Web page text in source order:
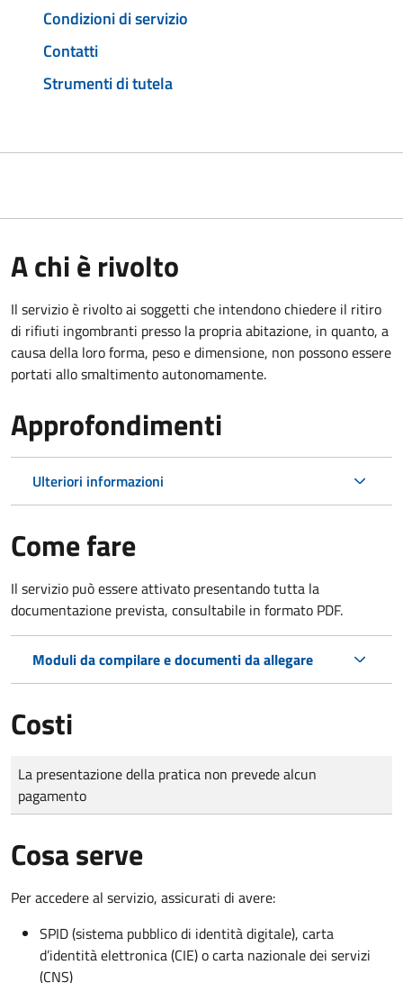
Condizioni di servizio
Contatti
Strumenti di tutela
A chi è rivolto
Il servizio è rivolto ai soggetti che intendono chiedere il ritiro
di rifiuti ingombranti presso la propria abitazione, in quanto, a
causa della loro forma, peso e dimensione, non possono essere
portati allo smaltimento autonomamente.
Approfondimenti
Ulteriori informazioni
Come fare
Il servizio può essere attivato presentando tutta la
documentazione prevista, consultabile in formato PDF.
Moduli da compilare e documenti da allegare
Costi
Tipo di pagamento
Importo
La presentazione della pratica non prevede alcun
pagamento
Cosa serve
Per accedere al servizio, assicurati di avere:
SPID (sistema pubblico di identità digitale), carta
d’identità elettronica (CIE) o carta nazionale dei servizi
(CNS)